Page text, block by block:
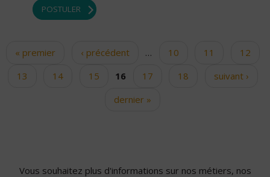
POSTULER
Pages
« premier ‹ précédent … 10 11
12
13
14 15 16 17 18
suivant ›
dernier »
Vous souhaitez plus d'informations sur nos métiers, nos